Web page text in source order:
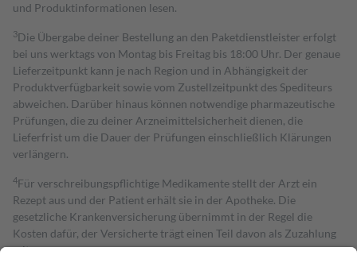
und Produktinformationen lesen.
3Die Übergabe deiner Bestellung an den Paketdienstleister erfolgt
bei uns werktags von Montag bis Freitag bis 18:00 Uhr. Der genaue
Lieferzeitpunkt kann je nach Region und in Abhängigkeit der
Produktverfügbarkeit sowie vom Zustellzeitpunkt des Spediteurs
abweichen. Darüber hinaus können notwendige pharmazeutische
Prüfungen, die zu deiner Arzneimittelsicherheit dienen, die
Lieferfrist um die Dauer der Prüfungen einschließlich Klärungen
verlängern.
4Für verschreibungspflichtige Medikamente stellt der Arzt ein
Rezept aus und der Patient erhält sie in der Apotheke. Die
gesetzliche Krankenversicherung übernimmt in der Regel die
Kosten dafür, der Versicherte trägt einen Teil davon als Zuzahlung
mit.